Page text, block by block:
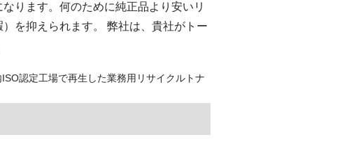
ります。何のために純正品より安いリ
を抑えられます。 弊社は、貴社がトー
認定工場で再生した業務用リサイクルトナ